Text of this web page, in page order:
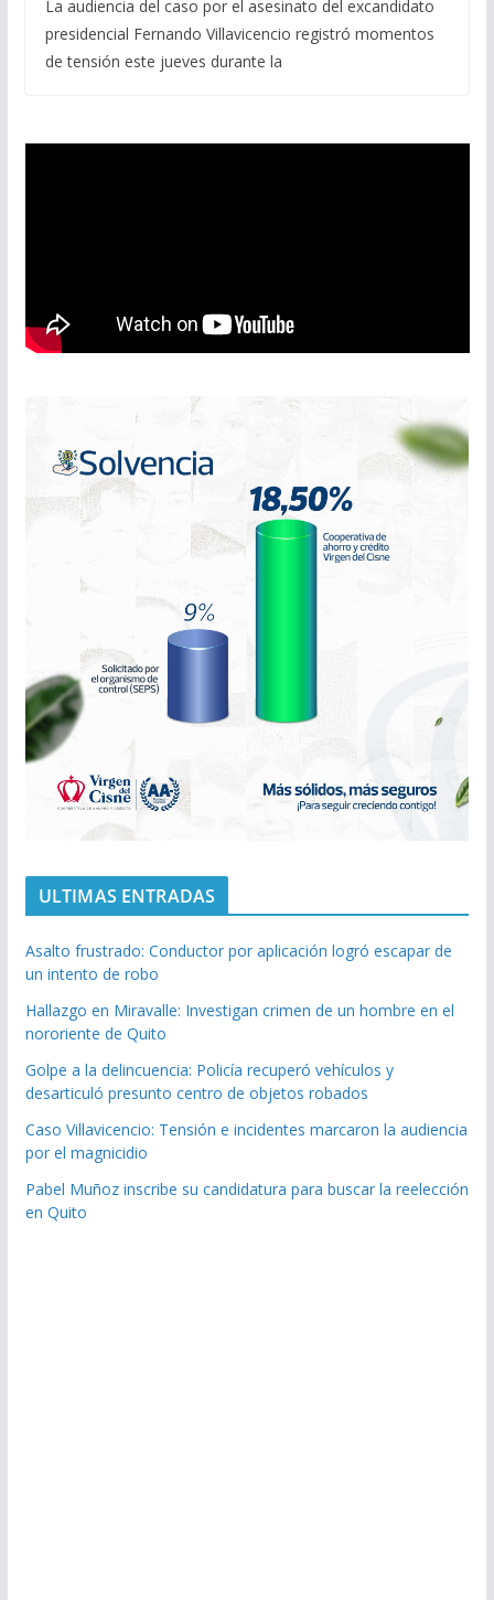
La audiencia del caso por el asesinato del excandidato
presidencial Fernando Villavicencio registró momentos
de tensión este jueves durante la
ULTIMAS ENTRADAS
Asalto frustrado: Conductor por aplicación logró escapar de
un intento de robo
Hallazgo en Miravalle: Investigan crimen de un hombre en el
nororiente de Quito
Golpe a la delincuencia: Policía recuperó vehículos y
desarticuló presunto centro de objetos robados
Caso Villavicencio: Tensión e incidentes marcaron la audiencia
por el magnicidio
Pabel Muñoz inscribe su candidatura para buscar la reelección
en Quito